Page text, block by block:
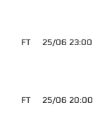
25/06 23:00
FT
25/06 20:00
FT